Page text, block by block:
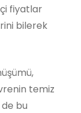
fiyatlar
bilerek
temiz
bu